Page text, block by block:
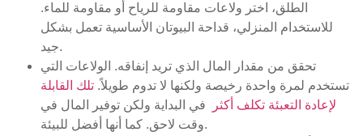
الطلق، اختر ولاعات مقاومة للرياح أو مقاومة للماء.
للاستخدام المنزلي، قداحة البيوتان الأساسية تعمل بشكل
جيد.
تحقق من مقدار المال الذي تريد إنفاقه. الولاعات التي
تستخدم لمرة واحدة رخيصة ولكنها لا تدوم طويلاً. تلك القابلة
لإعادة التعبئة تكلف أكثر
في البداية ولكن توفير المال في
وقت لاحق. كما أنها أفضل للبيئة.